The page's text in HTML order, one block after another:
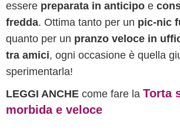
essere preparata in anticipo e
fredda. Ottima tanto per un pic-nic
quanto per un pranzo veloce in
tra amici, ogni occasione è quella
sperimentarla!
LEGGI ANCHE come fare la Torta
morbida e veloce